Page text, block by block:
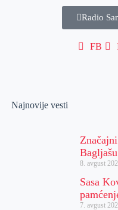
Radio
FB
Najnovije vesti
Bagljašu
8. avgust
Sasa
7. avgust